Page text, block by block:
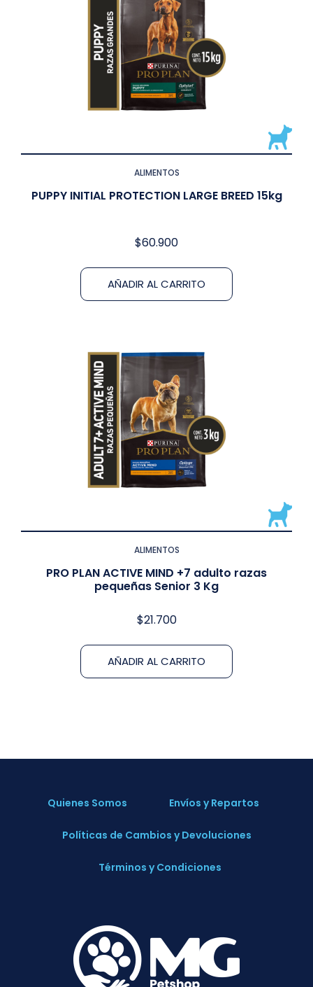
ALIMENTOS
PUPPY INITIAL PROTECTION LARGE BREED 15kg
$60.900
AÑADIR AL CARRITO
ALIMENTOS
PRO PLAN ACTIVE MIND +7 adulto razas
pequeñas Senior 3 Kg
$21.700
AÑADIR AL CARRITO
Quienes Somos Envíos y Repartos
Políticas de Cambios y Devoluciones
Términos y Condiciones